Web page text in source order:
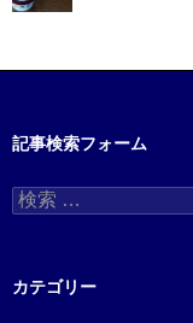
記事検索フォーム
検
索
カテゴリー